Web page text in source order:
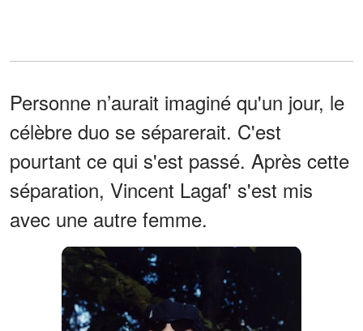
Personne n’aurait imaginé qu'un jour, le
célèbre duo se séparerait. C'est
pourtant ce qui s'est passé. Après cette
séparation, Vincent Lagaf' s'est mis
avec une autre femme.